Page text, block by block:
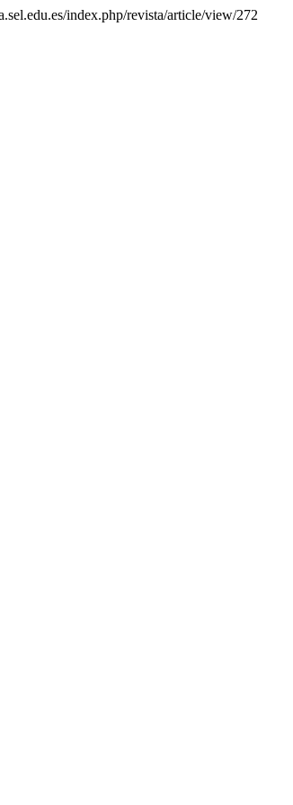
index.php/revista/article/view/272